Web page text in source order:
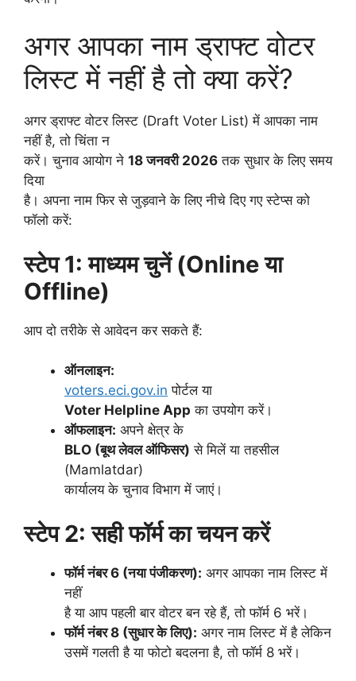
अगर आपका नाम ड्राफ्ट वोटर
लिस्ट में नहीं है तो क्या करें?
अगर ड्राफ्ट वोटर लिस्ट (Draft Voter List) में आपका नाम
नहीं है, तो चिंता न
करें। चुनाव आयोग ने 18 जनवरी 2026 तक सुधार के लिए समय
दिया
है। अपना नाम फिर से जुड़वाने के लिए नीचे दिए गए स्टेप्स को
फॉलो करें:
स्टेप 1: माध्यम चुनें (Online या
Offline)
आप दो तरीके से आवेदन कर सकते हैं:
ऑनलाइन:
voters.eci.gov.in पोर्टल या
Voter Helpline App का उपयोग करें।
ऑफलाइन: अपने क्षेत्र के
BLO (बूथ लेवल ऑफिसर) से मिलें या तहसील
(Mamlatdar)
कार्यालय के चुनाव विभाग में जाएं।
स्टेप 2: सही फॉर्म का चयन करें
फॉर्म नंबर 6 (नया पंजीकरण): अगर आपका नाम लिस्ट में
नहीं
है या आप पहली बार वोटर बन रहे हैं, तो फॉर्म 6 भरें।
फॉर्म नंबर 8 (सुधार के लिए): अगर नाम लिस्ट में है लेकिन
उसमें गलती है या फोटो बदलना है, तो फॉर्म 8 भरें।